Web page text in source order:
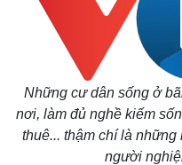
Những cư dân sống ở
nơi, làm đủ nghề kiếm
thuê... thậm chí là
người